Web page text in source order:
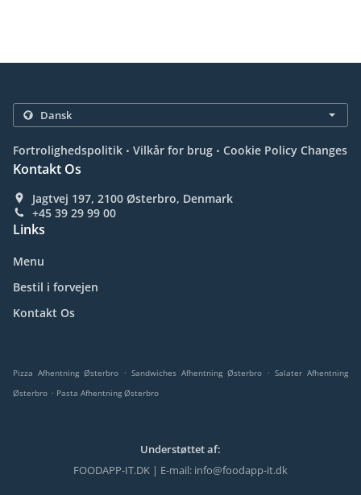
Fortrolighedspolitik . Vilkår for brug . Cookie Policy Changes
Kontakt Os
Jagtvej 197, 2100 Østerbro, Denmark
+45 39 29 99 00
Links
Menu
Bestil i forvejen
Kontakt Os
Pizza Afhentning Østerbro . Sandwiches Afhentning Østerbro . Salater Afhentning
Østerbro . Pasta Afhentning Østerbro
Understøttet af:
FOODAPP-IT.DK | E-mail: info@foodapp-it.dk